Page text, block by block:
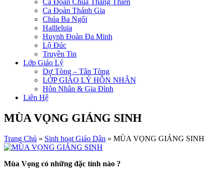
Ca Đoàn Chúa Thăng Thiên
Ca Đoàn Thánh Gia
Chúa Ba Ngôi
Hallleluia
Huynh Đoàn Đa Minh
Lộ Đúc
Truyền Tin
Lớp Giáo Lý
Dự Tòng – Tân Tòng
LỚP GIÁO LÝ HÔN NHÂN
Hôn Nhân & Gia Đình
Liên Hệ
MÙA VỌNG GIÁNG SINH
Trang Chủ » Sinh hoạt Giáo Dân » MÙA VỌNG GIÁNG SINH
Mùa Vọng có những đặc tính nào ?